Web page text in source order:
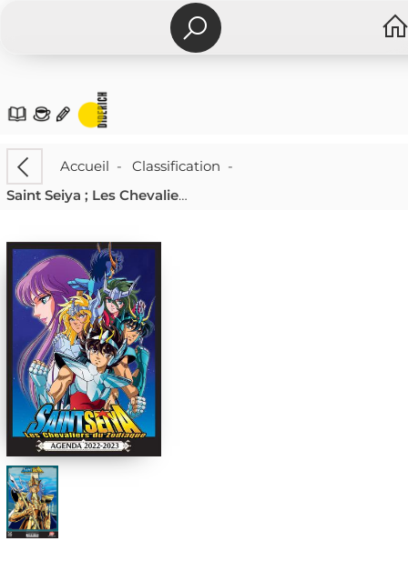
Accueil - Classification -
Saint Seiya ; Les Chevaliers Du Zodiaque : Agenda (edition 2022/2023)